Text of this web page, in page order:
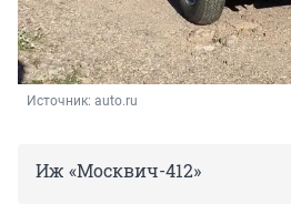
Источник: auto.ru
Иж «Москвич-412»